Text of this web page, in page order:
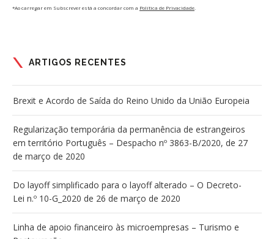
*Ao carregar em Subscrever está a concordar com a Política de Privacidade
ARTIGOS RECENTES
Brexit e Acordo de Saída do Reino Unido da União Europeia
Regularização temporária da permanência de estrangeiros
em território Português – Despacho nº 3863-B/2020, de 27
de março de 2020
Do layoff simplificado para o layoff alterado – O Decreto-
Lei n.º 10-G_2020 de 26 de março de 2020
Linha de apoio financeiro às microempresas – Turismo e